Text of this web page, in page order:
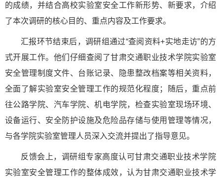
的成绩，并结合高校实验室安全工作新形势、新要求，介绍
了本次调研的核心目的、重点内容及工作要求。
汇报环节结束后，调研组通过“查阅资料+实地走访”的方
式开展工作。他们仔细查阅了甘肃交通职业技术学院实验室
安全管理制度文件、台账记录、隐患整改档案等相关资料，
全面了解实验室安全管理工作的规范化程度；随后，重点前
往公路学院、汽车学院、机电学院，检查实验室现场环境、
设备运行、安全防护设施及危险品存储与使用管理等情况，
与各学院实验室管理人员深入交流并提出了指导意见。
反馈会上，调研组专家高度认可甘肃交通职业技术学院
实验室安全管理工作的整体成效，认为甘肃交通职业技术学